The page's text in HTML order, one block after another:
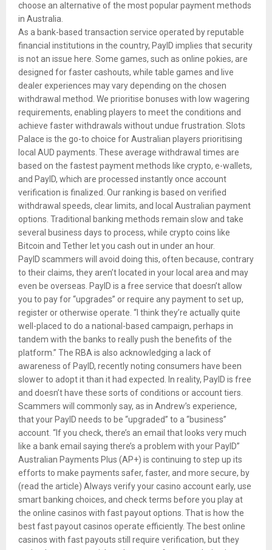
choose an alternative of the most popular payment methods
in Australia.
As a bank-based transaction service operated by reputable
financial institutions in the country, PayID implies that security
is not an issue here. Some games, such as online pokies, are
designed for faster cashouts, while table games and live
dealer experiences may vary depending on the chosen
withdrawal method. We prioritise bonuses with low wagering
requirements, enabling players to meet the conditions and
achieve faster withdrawals without undue frustration. Slots
Palace is the go-to choice for Australian players prioritising
local AUD payments. These average withdrawal times are
based on the fastest payment methods like crypto, e-wallets,
and PayID, which are processed instantly once account
verification is finalized. Our ranking is based on verified
withdrawal speeds, clear limits, and local Australian payment
options. Traditional banking methods remain slow and take
several business days to process, while crypto coins like
Bitcoin and Tether let you cash out in under an hour.
PayID scammers will avoid doing this, often because, contrary
to their claims, they aren’t located in your local area and may
even be overseas. PayID is a free service that doesn’t allow
you to pay for “upgrades” or require any payment to set up,
register or otherwise operate. “I think they’re actually quite
well-placed to do a national-based campaign, perhaps in
tandem with the banks to really push the benefits of the
platform.” The RBA is also acknowledging a lack of
awareness of PayID, recently noting consumers have been
slower to adopt it than it had expected. In reality, PayID is free
and doesn’t have these sorts of conditions or account tiers.
Scammers will commonly say, as in Andrew’s experience,
that your PayID needs to be “upgraded” to a “business”
account. “If you check, there’s an email that looks very much
like a bank email saying there’s a problem with your PayID”
Australian Payments Plus (AP+) is continuing to step up its
efforts to make payments safer, faster, and more secure, by
(read the article) Always verify your casino account early, use
smart banking choices, and check terms before you play at
the online casinos with fast payout options. That is how the
best fast payout casinos operate efficiently. The best online
casinos with fast payouts still require verification, but they